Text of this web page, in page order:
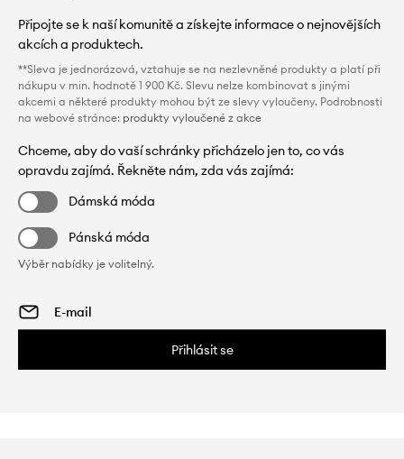
Připojte se k naší komunitě a získejte informace o nejnovějších
akcích a produktech.
**Sleva je jednorázová, vztahuje se na nezlevněné produkty a platí při
nákupu v min. hodnotě 1 900 Kč. Slevu nelze kombinovat s jinými
akcemi a některé produkty mohou být ze slevy vyloučeny. Podrobnosti
na webové stránce: produkty vyloučené z akce
Chceme, aby do vaší schránky přicházelo jen to, co vás
opravdu zajímá. Řekněte nám, zda vás zajímá:
Dámská móda
Pánská móda
Výběr nabídky je volitelný.
Přihlásit se